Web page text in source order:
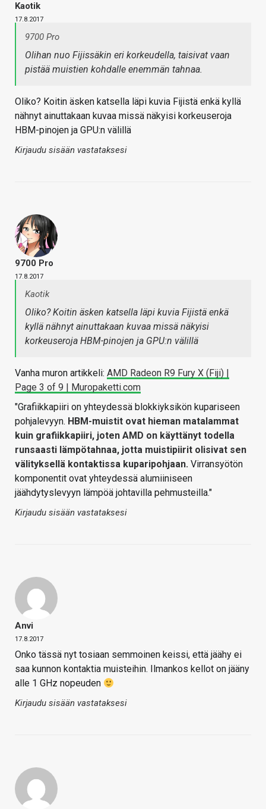
Kaotik
17.8.2017
9700 Pro
Olihan nuo Fijissäkin eri korkeudella, taisivat vaan
pistää muistien kohdalle enemmän tahnaa.
Oliko? Koitin äsken katsella läpi kuvia Fijistä enkä kyllä
nähnyt ainuttakaan kuvaa missä näkyisi korkeuseroja
HBM-pinojen ja GPU:n välillä
Kirjaudu sisään vastataksesi
9700 Pro
17.8.2017
Kaotik
Oliko? Koitin äsken katsella läpi kuvia Fijistä enkä
kyllä nähnyt ainuttakaan kuvaa missä näkyisi
korkeuseroja HBM-pinojen ja GPU:n välillä
Vanha muron artikkeli: AMD Radeon R9 Fury X (Fiji) |
Page 3 of 9 | Muropaketti.com
"Grafiikkapiiri on yhteydessä blokkiyksikön kupariseen
pohjalevyyn. HBM-muistit ovat hieman matalammat
kuin grafiikkapiiri, joten AMD on käyttänyt todella
runsaasti lämpötahnaa, jotta muistipiirit olisivat sen
välityksellä kontaktissa kuparipohjaan. Virransyötön
komponentit ovat yhteydessä alumiiniseen
jäähdytyslevyyn lämpöä johtavilla pehmusteilla."
Kirjaudu sisään vastataksesi
Anvi
17.8.2017
Onko tässä nyt tosiaan semmoinen keissi, että jäähy ei
saa kunnon kontaktia muisteihin. Ilmankos kellot on jääny
alle 1 GHz nopeuden
Kirjaudu sisään vastataksesi